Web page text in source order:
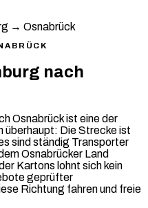
→ Osnabrück
nach
Osnabrück ist eine der
überhaupt: Die Strecke ist
sind ständig Transporter
Osnabrücker Land
Kartons lohnt sich kein
geprüfter
Richtung fahren und freie